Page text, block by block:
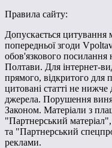
Правила сайту:
Допускається цитування
попередньої згоди
обов'язкового
Полтави. Для інтернет-
прямого, відкритого для
цитовані статті не нижче
джерела. Порушення
Законом. Матеріали з
"Партнерський
та "Партнерський
реклами.